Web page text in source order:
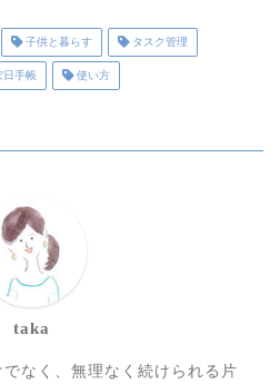
子供と暮らす タスク管理
手帳 使い方
taka
なく、無理なく続けられる片